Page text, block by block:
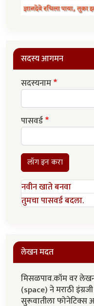
सदस्य आगमन
सदस्यनाम
पासवर्ड
लॉग इन करा
नवीन खाते बनवा
तुमचा पासवर्ड बदला.
लेखन मदत
मिसळपाव.कॉम वर
(space) ने मराठी
सुरूवातीला फोनेटिक्स